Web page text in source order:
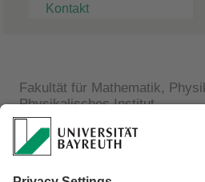
Kontakt
Fakultät für Mathematik,
Physikalisches Institut
Kai-Jonathan Kuhn